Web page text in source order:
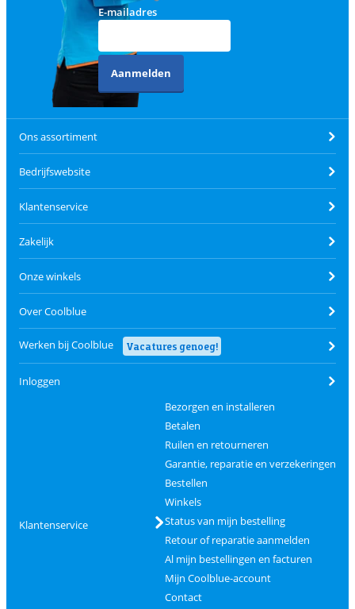
E-mailadres
Aanmelden
Ons assortiment
Bedrijfswebsite
Klantenservice
Zakelijk
Onze winkels
Over Coolblue
Werken bij Coolblue Vacatures genoeg!
Inloggen
Klantenservice
Bezorgen en installeren
Betalen
Ruilen en retourneren
Garantie, reparatie en verzekeringen
Bestellen
Winkels
Status van mijn bestelling
Retour of reparatie aanmelden
Al mijn bestellingen en facturen
Mijn Coolblue-account
Contact